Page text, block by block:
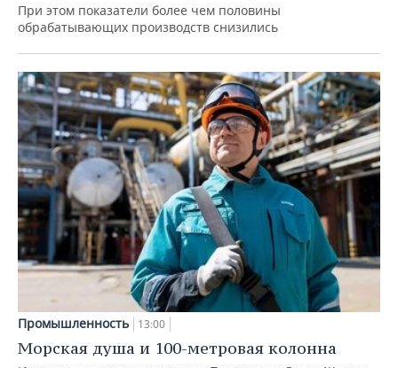
При этом показатели более чем половины
обрабатывающих производств снизились
Промышленность 13:00
Морская душа и 100-метровая колонна